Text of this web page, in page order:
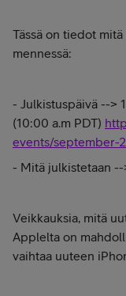
Tässä on tiedot
mennessä:
- Julkistuspäivä -->
(10:00 a.m PDT)
events/september-
- Mitä julkistetaan --
Veikkauksia, mitä
Applelta on
vaihtaa uuteen